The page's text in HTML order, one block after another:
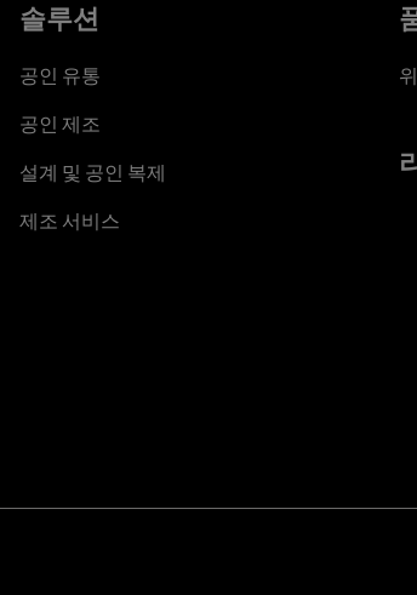
솔루션
공인 유통
공인 제조
설계 및 공인 복제
제조 서비스